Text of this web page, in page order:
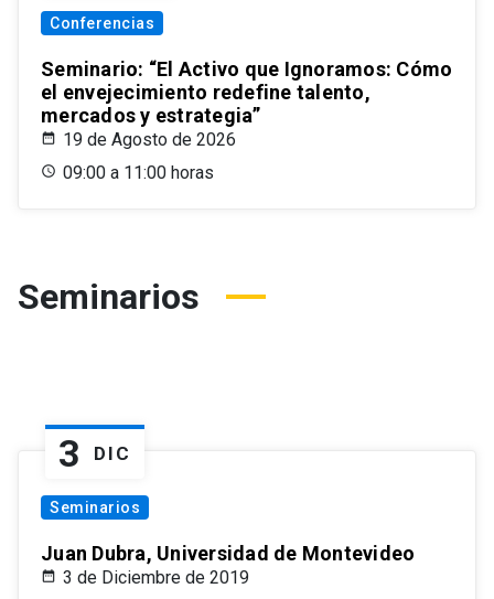
Conferencias
Seminario: “El Activo que Ignoramos: Cómo
el envejecimiento redefine talento,
mercados y estrategia”
19 de Agosto de 2026
09:00 a 11:00 horas
Seminarios
3 DIC
Seminarios
Juan Dubra, Universidad de Montevideo
3 de Diciembre de 2019